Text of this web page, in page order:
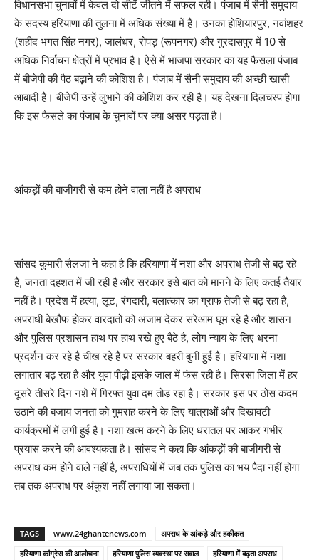
विधानसभा चुनावों में केवल दो सीटें जीतने में सफल रही। पंजाब में सैनी समुदाय
के सदस्य हरियाणा की तुलना में अधिक संख्या में हैं। उनका होशियारपुर, नवांशहर
(शहीद भगत सिंह नगर), जालंधर, रोपड़ (रूपनगर) और गुरदासपुर में 10 से
अधिक निर्वाचन क्षेत्रों में प्रभाव है। ऐसे में भाजपा सरकार का यह फैसला पंजाब
में बीजेपी की पैठ बढ़ाने की कोशिश है। पंजाब में सैनी समुदाय की अच्छी खासी
आबादी है। बीजेपी उन्हें लुभाने की कोशिश कर रही है। यह देखना दिलचस्प होगा
कि इस फैसले का पंजाब के चुनावों पर क्या असर पड़ता है।
आंकड़ों की बाजीगरी से कम होने वाला नहीं है अपराध
सांसद कुमारी सैलजा ने कहा है कि हरियाणा में नशा और अपराध तेजी से बढ़ रहे
है, जनता दहशत में जी रही है और सरकार इसे बात को मानने के लिए कतई तैयार
नहीं है। प्रदेश में हत्या, लूट, रंगदारी, बलात्कार का ग्राफ तेजी से बढ़ रहा है,
अपराधी बेखौफ होकर वारदातों को अंजाम देकर सरेआम घूम रहे है और शासन
और पुलिस प्रशासन हाथ पर हाथ रखे हुए बैठे है, लोग न्याय के लिए धरना
प्रदर्शन कर रहे है चीख रहे है पर सरकार बहरी बुनी हुई है। हरियाणा में नशा
लगातार बढ़ रहा है और युवा पीढ़ी इसके जाल में फंस रही है। सिरसा जिला में हर
दूसरे तीसरे दिन नशे में गिरफ्त युवा दम तोड़ रहा है। सरकार इस पर ठोस कदम
उठाने की बजाय जनता को गुमराह करने के लिए यात्राओं और दिखावटी
कार्यक्रमों में लगी हुई है। नशा खत्म करने के लिए धरातल पर आकर गंभीर
प्रयास करने की आवश्यकता है। सांसद ने कहा कि आंकड़ों की बाजीगरी से
अपराध कम होने वाले नहीं है, अपराधियों में जब तक पुलिस का भय पैदा नहीं होगा
तब तक अपराध पर अंकुश नहीं लगाया जा सकता।
TAGS www.24ghantenews.com
अपराध के आंकड़े और हकीकत
हरियाणा कांग्रेस की आलोचना
हरियाणा पुलिस व्यवस्था पर सवाल हरियाणा में बढ़ता अपराध